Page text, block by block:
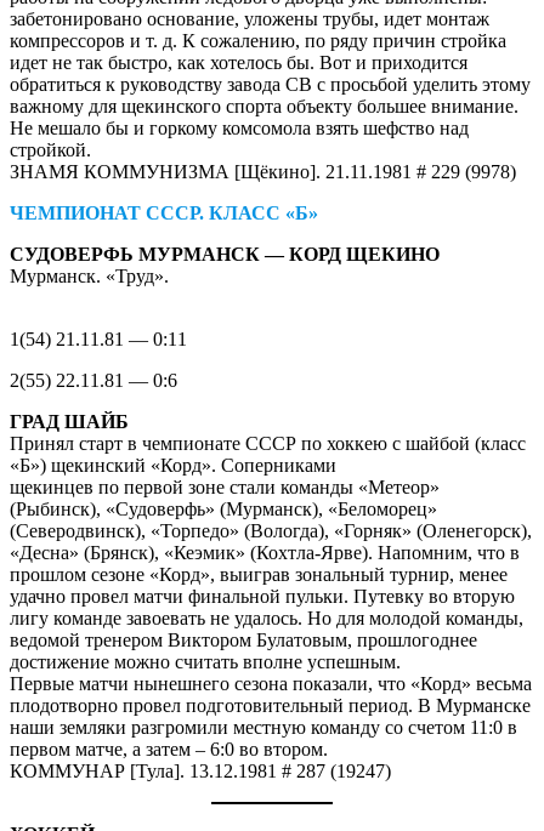
забетонировано основание, уложены трубы, идет монтаж
компрессоров и т. д. К сожалению, по ряду причин стройка
идет не так быстро, как хотелось бы. Вот и приходится
обратиться к руководству завода СВ с просьбой уделить этому
важному для щекинского спорта объекту большее внимание.
Не мешало бы и горкому комсомола взять шефство над
стройкой.
ЗНАМЯ КОММУНИЗМА [Щёкино]. 21.11.1981 # 229 (9978)
ЧЕМПИОНАТ СССР. КЛАСС «Б»
СУДОВЕРФЬ МУРМАНСК — КОРД ЩЕКИНО
Мурманск. «Труд».
1(54) 21.11.81 — 0:11
2(55) 22.11.81 — 0:6
ГРАД ШАЙБ
Принял старт в чемпионате СССР по хоккею с шайбой (класс
«Б») щекинский «Корд». Соперниками
щекинцев по первой зоне стали команды «Метеор»
(Рыбинск), «Судоверфь» (Мурманск), «Беломорец»
(Северодвинск), «Торпедо» (Вологда), «Горняк» (Оленегорск),
«Десна» (Брянск), «Кеэмик» (Кохтла-Ярве). Напомним, что в
прошлом сезоне «Корд», выиграв зональный турнир, менее
удачно провел матчи финальной пульки. Путевку во вторую
лигу команде завоевать не удалось. Но для молодой команды,
ведомой тренером Виктором Булатовым, прошлогоднее
достижение можно считать вполне успешным.
Первые матчи нынешнего сезона показали, что «Корд» весьма
плодотворно провел подготовительный период. В Мурманске
наши земляки разгромили местную команду со счетом 11:0 в
первом матче, а затем – 6:0 во втором.
КОММУНАР [Тула]. 13.12.1981 # 287 (19247)